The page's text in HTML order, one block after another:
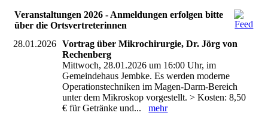
Veranstaltungen 2026 - Anmeldungen erfolgen bitte
über die Ortsvertreterinnen
28.01.2026
Vortrag über Mikrochirurgie, Dr. Jörg von
Rechenberg
Mittwoch, 28.01.2026 um 16:00 Uhr, im
Gemeindehaus Jembke. Es werden moderne
Operationstechniken im Magen-Darm-Bereich
unter dem Mikroskop vorgestellt. > Kosten: 8,50
€ für Getränke und...mehr